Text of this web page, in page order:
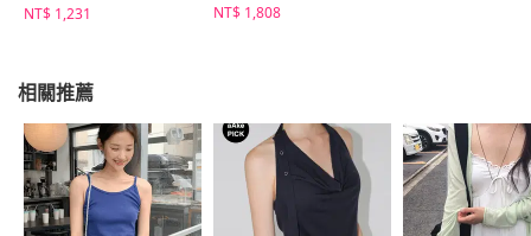
NT$ 1,231
NT$ 1,808
相關推薦